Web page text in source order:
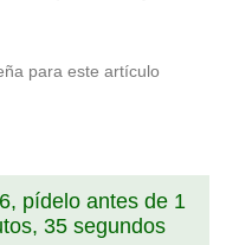
para este artículo
pídelo antes de 1
35 segundos